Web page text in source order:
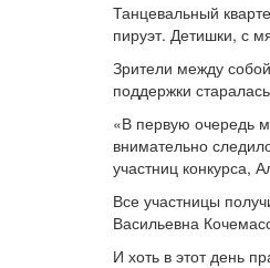
Танцевальный
пируэт. Детишки, с
Зрители между
поддержки
«В первую очередь
внимательно
участниц конкурса,
Все участницы
Васильевна
И хоть в этот день